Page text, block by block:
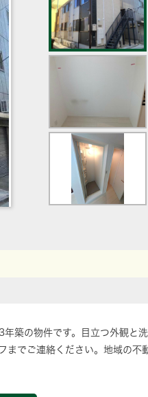
築の物件です。目立つ外観と
までご連絡ください。地域の不